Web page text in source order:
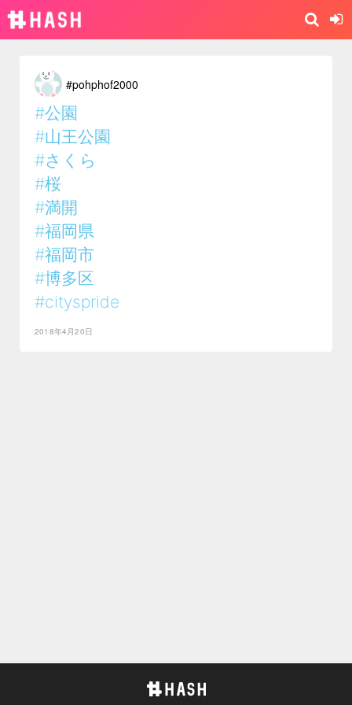
#pohphof2000
#公園
#山王公園
#さくら
#桜
#満開
#福岡県
#福岡市
#博多区
#cityspride
2018年4月20日